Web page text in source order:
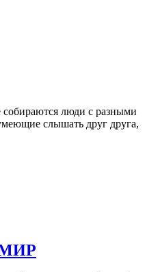
собираются люди с разными
слышать друг друга,